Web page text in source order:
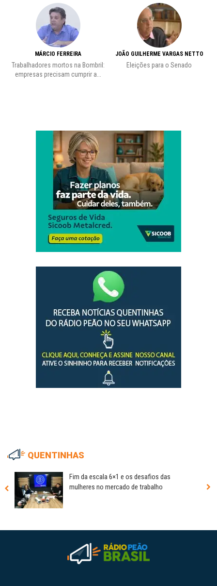
MÁRCIO FERREIRA
Trabalhadores mortos na Bombril:
empresas precisam cumprir a...
JOÃO GUILHERME VARGAS NETTO
Eleições para o Senado
QUENTINHAS
Fim da escala 6×1 e os desafios das
mulheres no mercado de trabalho